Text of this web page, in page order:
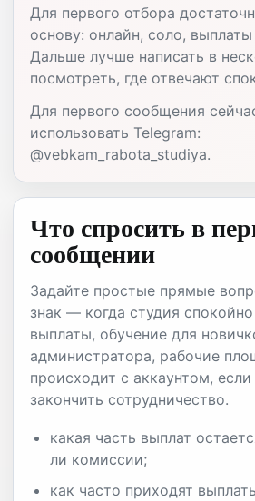
Для первого отбора
основу: онлайн, соло,
Дальше лучше написать в
посмотреть, где отвечают
Для первого сообщения
использовать Telegram:
@vebkam_rabota_studiya.
Что спросить в
сообщении
Задайте простые прямые
знак — когда студия
выплаты, обучение для
администратора, рабочие
происходит с аккаунтом,
закончить сотрудничество.
какая часть выплат
ли комиссии;
как часто приходят